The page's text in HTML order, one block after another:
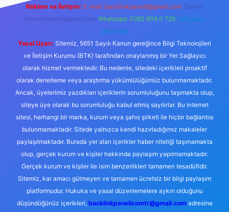
Reklam ve İletişim: E-mail: backlinkpaneli@gmail.com Teams:
forumhizmeti@gmail.com Whatsapp: 0262 606 0 726 Telegram:
@karabul
Yasal Uyarı: Sitemiz, 5651 Sayılı Kanun gereğince Bilgi Teknolojileri
ve İletişim Kurumu (BTK) tarafından onaylanmış bir Yer Sağlayıcı
olarak hizmet vermektedir. Bu nedenle, sitedeki içerikleri proaktif
olarak denetleme veya araştırma yükümlülüğümüz bulunmamaktadır.
Ancak, üyelerimiz yazdıkları içeriklerin sorumluluğunu taşımakta olup,
siteye üye olarak bu sorumluluğu kabul etmiş sayılırlar. Bu internet
sitesi, herhangi bir marka, kurum veya şahıs şirketi ile hiçbir bağlantısı
bulunmamaktadır. Sitede yalnızca kendi hazırladığımız makaleler
paylaşılmaktadır. Burada yer alan içerikler haber niteliği taşımamakta
olup, gerçek kurum ve kişiler hakkında paylaşım yapılmamaktadır.
Gerçek kurum ve kişiler ile isim benzerlikleri tamamen tesadüfidir.
Sitemiz, kar amacı gütmeyen ve tamamen ücretsiz bir bilgi paylaşım
platformudur. Hukuka ve yasal düzenlemelere aykırı olduğunu
düşündüğünüz içerikleri, backlinkpanelicomtr@gmail.comadresine